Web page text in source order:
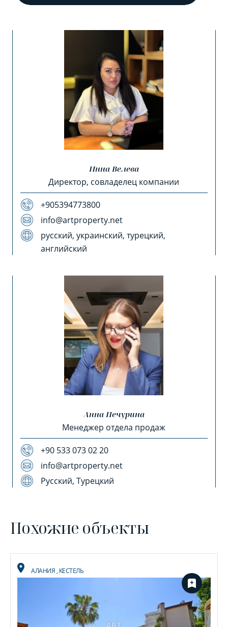
Инна Велева
Директор, совладелец компании
+905394773800
info@artproperty.net
русский, украинский, турецкий,
английский
Анна Печурина
Менеджер отдела продаж
+90 533 073 02 20
info@artproperty.net
Русский, Турецкий
Похожие объекты
АЛАНИЯ, КЕСТЕЛЬ